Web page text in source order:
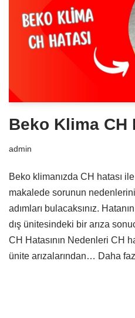
Beko Klima CH
admin
Beko klimanızda CH hatası
makalede sorunun
adımları bulacaksınız.
dış ünitesindeki bir arıza
CH Hatasının Nedenleri CH
ünite arızalarından… Daha